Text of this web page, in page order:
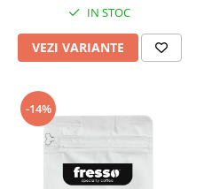
IN STOC
VEZI VARIANTE
-14%